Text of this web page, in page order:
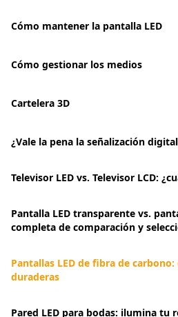
Cómo mantener la pantalla LED
Cómo gestionar los medios
Cartelera 3D
¿Vale la pena la señalización digital
Televisor LED vs. Televisor LCD:
Pantalla LED transparente vs.
completa de comparación y
Pantallas LED de fibra de
duraderas
Pared LED para bodas: ilumina tu